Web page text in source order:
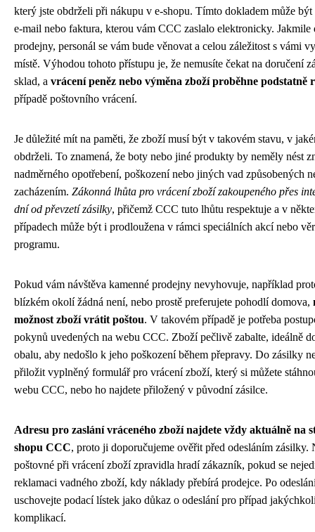
který jste obdrželi při nákupu v e-shopu. Tímto dokladem může
e-mail nebo faktura, kterou vám CCC zaslalo elektronicky. Jakmile
prodejny, personál se vám bude věnovat a celou záležitost s vámi
místě. Výhodou tohoto přístupu je, že nemusíte čekat na doručení
sklad, a vrácení peněz nebo výměna zboží proběhne podstatně
případě poštovního vrácení.
Je důležité mít na paměti, že zboží musí být v takovém stavu, v
obdrželi. To znamená, že boty nebo jiné produkty by neměly nést
nadměrného opotřebení, poškození nebo jiných vad způsobených
zacházením. Zákonná lhůta pro vrácení zboží zakoupeného přes
dní od převzetí zásilky, přičemž CCC tuto lhůtu respektuje a v
případech může být i prodloužena v rámci speciálních akcí nebo
programu.
Pokud vám návštěva kamenné prodejny nevyhovuje, například
blízkém okolí žádná není, nebo prostě preferujete pohodlí domova,
možnost zboží vrátit poštou. V takovém případě je potřeba
pokynů uvedených na webu CCC. Zboží pečlivě zabalte, ideálně
obalu, aby nedošlo k jeho poškození během přepravy. Do zásilky
přiložit vyplněný formulář pro vrácení zboží, který si můžete
webu CCC, nebo ho najdete přiložený v původní zásilce.
Adresu pro zaslání vráceného zboží najdete vždy aktuálně na
shopu CCC, proto ji doporučujeme ověřit před odesláním zásilky.
poštovné při vrácení zboží zpravidla hradí zákazník, pokud se
reklamaci vadného zboží, kdy náklady přebírá prodejce. Po
uschovejte podací lístek jako důkaz o odeslání pro případ
komplikací.